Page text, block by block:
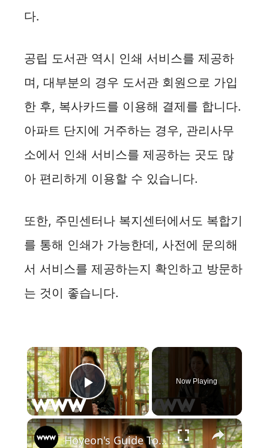
다.
공립 도서관 역시 인쇄 서비스를 제공하
며, 대부분의 경우 도서관 회원으로 가입
한 후, 복사카드를 이용해 결제를 합니다.
아파트 단지에 거주하는 경우, 관리사무
소에서 인쇄 서비스를 제공하는 곳도 많
아 편리하게 이용할 수 있습니다.
또한, 주민센터나 복지센터에서도 복합기
를 통해 인쇄가 가능한데, 사전에 문의해
서 서비스를 제공하는지 확인하고 방문하
는 것이 좋습니다.
×
Play Video
Now Playing
×
Hoyeon's Guide To Seoul, Fashion and Beauty | Guest Editor | Who What Wear